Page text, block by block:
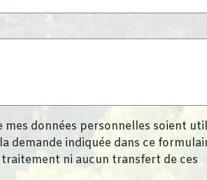
données personnelles soient
demande indiquée dans ce
ni aucun transfert de ces